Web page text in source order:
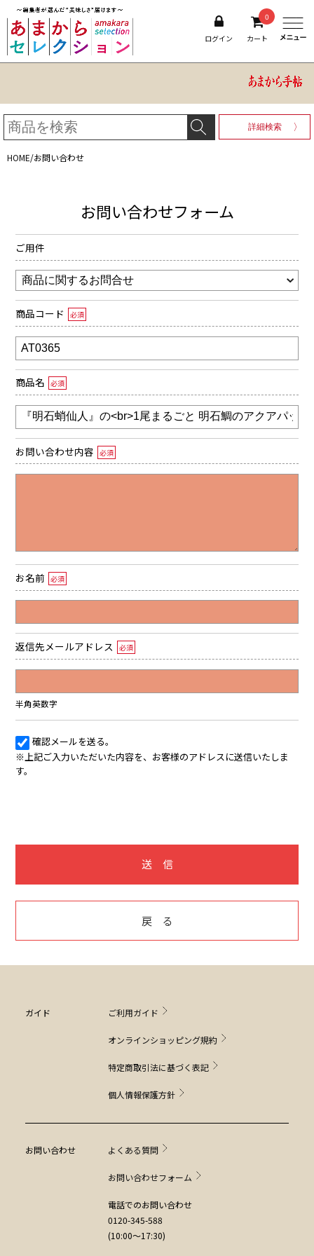
ログイン
0
カート
詳細検索
HOME/お問い合わせ
お問い合わせフォーム
ご用件
商品コード 必須
商品名 必須
お問い合わせ内容 必須
お名前 必須
返信先メールアドレス 必須
半角英数字
確認メールを送る。
※上記ご入力いただいた内容を、お客様のアドレスに送信いたしま
す。
送 信
戻 る
ガイド ご利用ガイド
オンラインショッピング規約
特定商取引法に基づく表記
個人情報保護方針
お問い合わせ よくある質問
お問い合わせフォーム
電話でのお問い合わせ
0120-345-588
(10:00～17:30)